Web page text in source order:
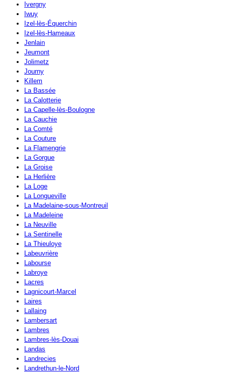
Ivergny
Iwuy
Izel-lès-Équerchin
Izel-lès-Hameaux
Jenlain
Jeumont
Jolimetz
Journy
Killem
La Bassée
La Calotterie
La Capelle-lès-Boulogne
La Cauchie
La Comté
La Couture
La Flamengrie
La Gorgue
La Groise
La Herlière
La Loge
La Longueville
La Madelaine-sous-Montreuil
La Madeleine
La Neuville
La Sentinelle
La Thieuloye
Labeuvrière
Labourse
Labroye
Lacres
Lagnicourt-Marcel
Laires
Lallaing
Lambersart
Lambres
Lambres-lès-Douai
Landas
Landrecies
Landrethun-le-Nord